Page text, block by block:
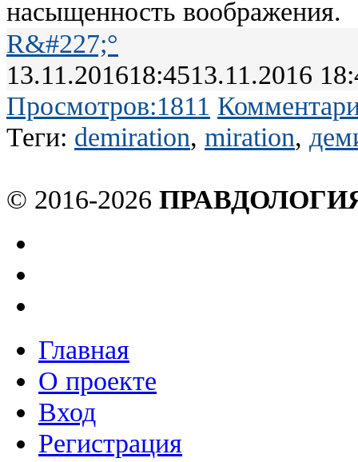
насыщенность воображения.
R&#227;°
13.11.201618:4513.11.2016
Просмотров:1811
Теги: demiration, miration,
© 2016-2026
Главная
О проекте
Вход
Регистрация